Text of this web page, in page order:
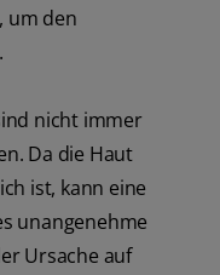
um den
nicht immer
Da die Haut
ist, kann eine
unangenehme
Ursache auf